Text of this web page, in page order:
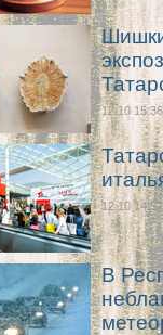
12.10 15:36
12.10 14:57
В